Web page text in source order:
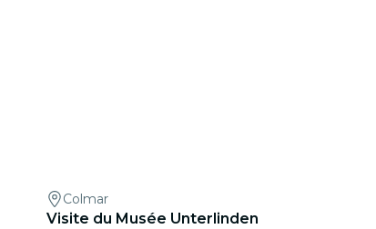
Colmar
Visite du Musée Unterlinden